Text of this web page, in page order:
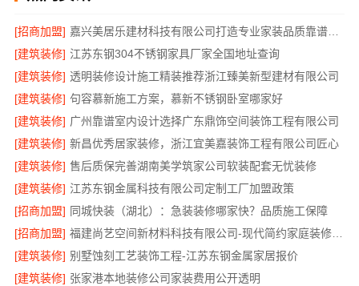
[招商加盟]
嘉兴美居乐建材科技有限公司打造专业家装品质靠谱之选
[建筑装修] 江苏东钢304不锈钢家具厂家全国地址查询
[建筑装修] 透明装修设计施工精装推荐浙江臻美新型建材有限公司
[建筑装修] 句容慕新施工方案，慕新不锈钢卧室哪家好
[建筑装修] 广州靠谱室内设计选择广东鼎饰空间装饰工程有限公司
[建筑装修] 新昌优秀居家装修，浙江宜美嘉装饰工程有限公司匠心
[建筑装修] 售后质保完善湖南美学筑家公司软装配套无忧装修
[建筑装修] 江苏东钢金属科技有限公司定制工厂加盟政策
[招商加盟] 同城快装（湖北）：急装装修哪家快？品质施工保障
[招商加盟]
福建尚艺空间新材料科技有限公司-现代简约家庭装修免费设计整体落地
[建筑装修] 别墅蚀刻工艺装饰工程-江苏东钢金属家居报价
[建筑装修] 张家港本地装修公司家装费用公开透明